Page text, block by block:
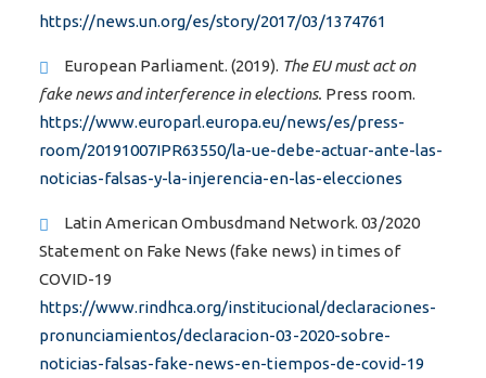
https://news.un.org/es/story/2017/03/1374761
European Parliament. (2019). The EU must act on
fake news and interference in elections. Press room.
https://www.europarl.europa.eu/news/es/press-
room/20191007IPR63550/la-ue-debe-actuar-ante-las-
noticias-falsas-y-la-injerencia-en-las-elecciones
Latin American Ombusdmand Network. 03/2020
Statement on Fake News (fake news) in times of
COVID-19
https://www.rindhca.org/institucional/declaraciones-
pronunciamientos/declaracion-03-2020-sobre-
noticias-falsas-fake-news-en-tiempos-de-covid-19